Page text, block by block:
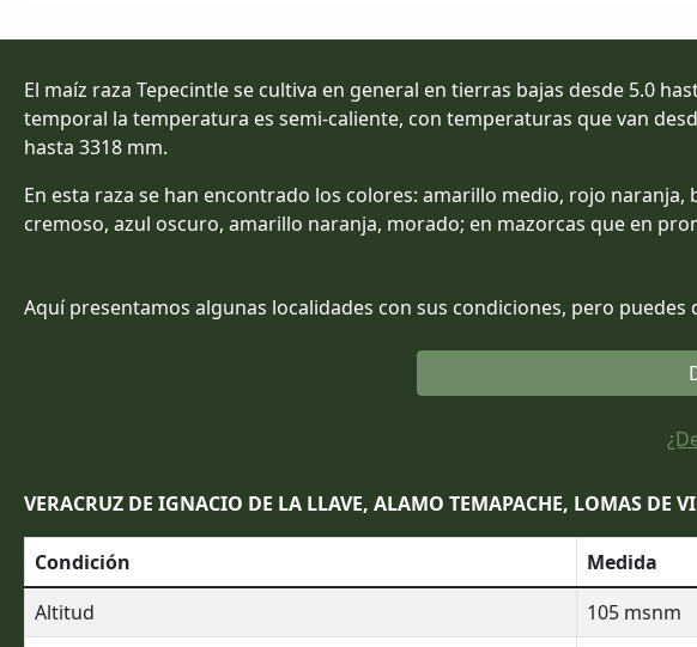
El maíz raza Tepecintle se cultiva en general en tierras bajas desde 5.0
temporal la temperatura es semi-caliente, con temperaturas que van
hasta 3318 mm.
En esta raza se han encontrado los colores: amarillo medio, rojo
cremoso, azul oscuro, amarillo naranja, morado; en mazorcas que en
Aquí presentamos algunas localidades con sus condiciones, pero
VERACRUZ DE IGNACIO DE LA LLAVE, ALAMO TEMAPACHE, LOMAS DE
Condición Medida
Altitud
105 msnm